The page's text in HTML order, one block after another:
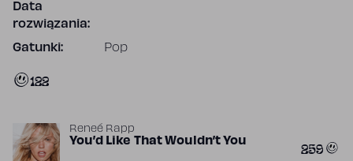
Data
rozwiązania:
Gatunki: Pop
122
Reneé Rapp
You’d Like That Wouldn’t You 259